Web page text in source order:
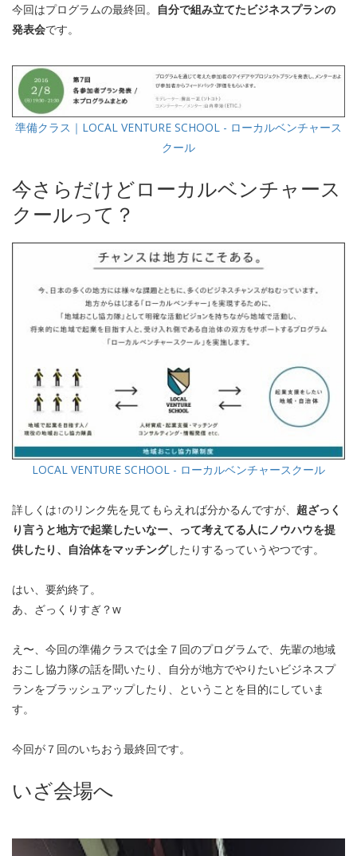
今回はプログラムの最終回。
自分で組み立てたビジネスプランの
発表会です。
準備クラス｜LOCAL VENTURE SCHOOL - ローカルベンチャース
クール
今さらだけどローカルベンチャース
クールって？
LOCAL VENTURE SCHOOL - ローカルベンチャースクール
詳しくは↑のリンク先を見てもらえれば分かるんですが、 超ざっく
り言うと地方で起業したいなー、って考えてる人にノウハウを提
供したり、自治体をマッチングしたりするっていうやつです。
はい、要約終了。
あ、ざっくりすぎ？w
え〜、今回の準備クラスでは全７回のプログラムで、先輩の地域
おこし協力隊の話を聞いたり、自分が地方でやりたいビジネスプ
ランをブラッシュアップしたり、ということを目的にしていま
す。
今回が７回のいちおう最終回です。
いざ会場へ